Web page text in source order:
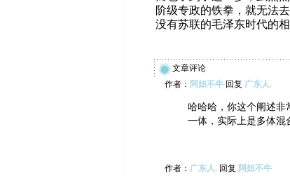
阶级专政的铁拳，就无法
没有苏联的毛泽东时代的相
文章评论
作者： 阿妞不牛回复 广东人.
哈哈哈，你这个阐述
一体，实际上是多体混
作者： 广东人.回复 阿妞不牛